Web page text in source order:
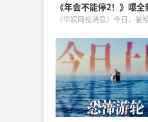
《年会不能停2！》曝
海报，张若昀、白客整
笑逆袭
（华娱网视消息）今日，暑
是要升!”版预告和“迈向新
海报，张若昀饰演的刘奔与
的马杰联手整顿歪风邪气，